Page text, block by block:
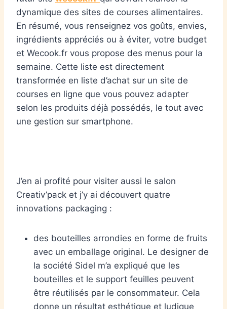
dynamique des sites de courses alimentaires.
En résumé, vous renseignez vos goûts, envies,
ingrédients appréciés ou à éviter, votre budget
et Wecook.fr vous propose des menus pour la
semaine. Cette liste est directement
transformée en liste d’achat sur un site de
courses en ligne que vous pouvez adapter
selon les produits déjà possédés, le tout avec
une gestion sur smartphone.
J’en ai profité pour visiter aussi le salon
Creativ’pack et j’y ai découvert quatre
innovations packaging :
des bouteilles arrondies en forme de fruits
avec un emballage original. Le designer de
la société Sidel m’a expliqué que les
bouteilles et le support feuilles peuvent
être réutilisés par le consommateur. Cela
donne un résultat esthétique et ludique